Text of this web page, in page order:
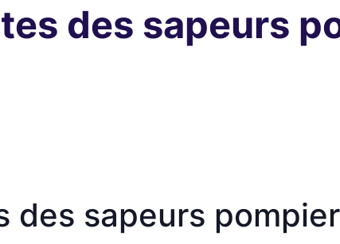
des sapeurs
des sapeurs